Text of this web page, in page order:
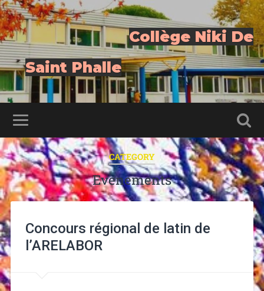
Collège Niki De
Saint Phalle
CATEGORY
Evenements
Concours régional de latin de
l’ARELABOR